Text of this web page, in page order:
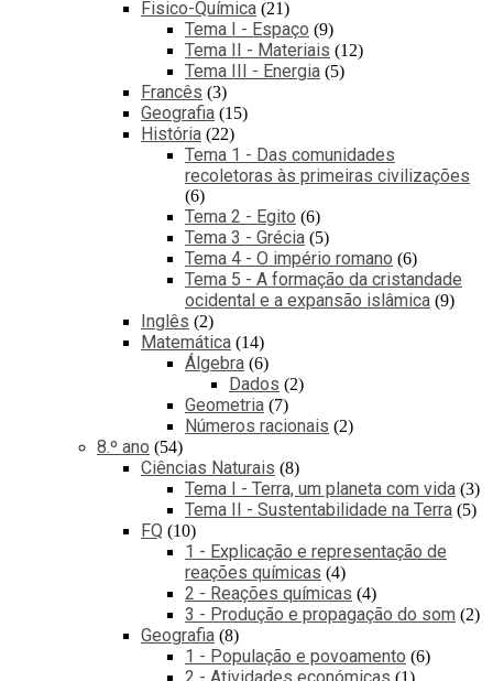
Fisico-Química 21
Tema I - Espaço 9
Tema II - Materiais 12
Tema III - Energia 5
Francês 3
Geografia 15
História 22
Tema 1 - Das comunidades
recoletoras às primeiras civilizações
6
Tema 2 - Egito 6
Tema 3 - Grécia 5
Tema 4 - O império romano 6
Tema 5 - A formação da cristandade
ocidental e a expansão islâmica 9
Inglês 2
Matemática 14
Álgebra 6
Dados 2
Geometria 7
Números racionais 2
8.º ano 54
Ciências Naturais 8
Tema I - Terra, um planeta com vida 3
Tema II - Sustentabilidade na Terra 5
FQ 10
1 - Explicação e representação de
reações químicas 4
2 - Reações químicas 4
3 - Produção e propagação do som 2
Geografia 8
1 - População e povoamento 6